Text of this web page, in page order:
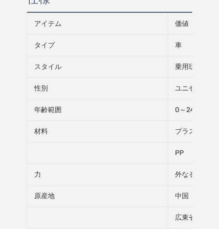
アイテム 価値
タイプ 車
スタイル 乗用玩具
性別 ユニセックス
年齢範囲 0～24ヶ月、
材料 プラスチック
PP
力 外なる力
原産地 中国
広東省